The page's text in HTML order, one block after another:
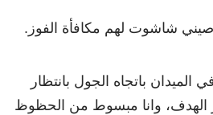
شاشوت لهم مكافأة الفوز.
باتجاه الجول بانتظار
الهدف، وانا مبسوط من الحظوظ